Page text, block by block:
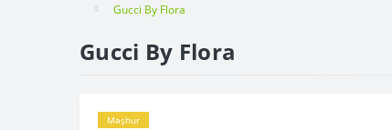
Gucci By Flora
Gucci By Flora
Məşhur